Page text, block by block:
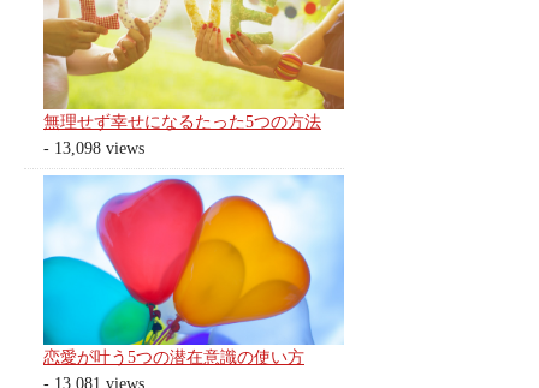
無理せず幸せになるたった5つの方法
- 13,098 views
恋愛が叶う5つの潜在意識の使い方
- 13,081 views